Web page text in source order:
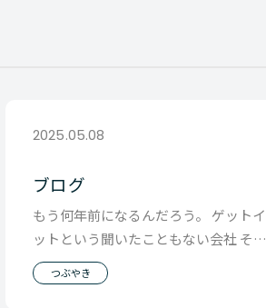
2025.05.08
ブログ
もう何年前になるんだろう。 ゲットイ
ットという聞いたこともない会社 そし
て転職先を探した時に考えていなかっ
た業種 その社
つぶやき